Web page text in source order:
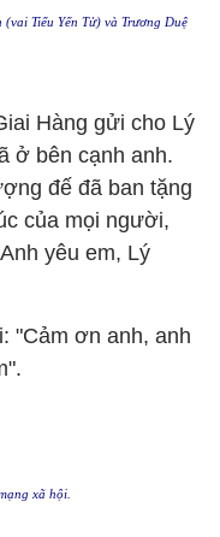
Tiểu Yến Tử) và Trương Duệ
Hàng gửi cho Lý
ở bên cạnh anh.
đế đã ban tặng
của mọi người,
yêu em, Lý
"Cảm ơn anh, anh
xã hội.